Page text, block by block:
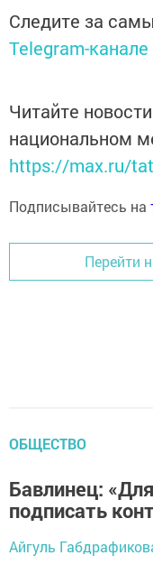
Следите за
Telegram-канале
Читайте
национальном
https://max.ru/
Подписывайтесь на
Перейти
ОБЩЕСТВО
Бавлинец:
подписать
Айгуль